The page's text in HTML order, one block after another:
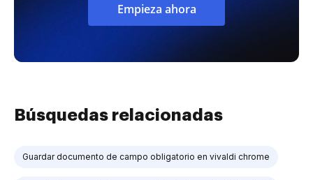
Empieza ahora
Búsquedas relacionadas
Guardar documento de campo obligatorio en vivaldi chrome